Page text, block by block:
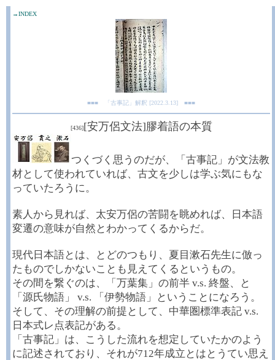
→INDEX
■■■ 「古事記」解釈 [2022.3.13] ■■■
[436][安万侶文法]膠着語の本質
つくづく思うのだが、「古事記」が文法教
材として使われていれば、古文を少しは学ぶ気にもな
っていたろうに。
素人から見れば、太安万侶の苦闘を眺めれば、日本語
変遷の意味が自然とわかってくるからだ。
現代日本語とは、とどのつもり、夏目漱石先生に倣っ
たものでしかないことも見えてくるというもの。
その間を繋ぐのは、「万葉集」の前半 v.s. 終盤、と
「源氏物語」 v.s. 「伊勢物語」ということになろう。
そして、その理解の前提として、中華圏標準表記 v.s.
日本式レ点表記がある。
「古事記」は、こうした流れを想定していたかのよう
に記述されており、それが712年成立とはとうてい思え